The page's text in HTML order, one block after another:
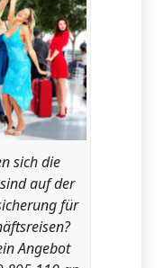
sich die
auf der
für
Angebot